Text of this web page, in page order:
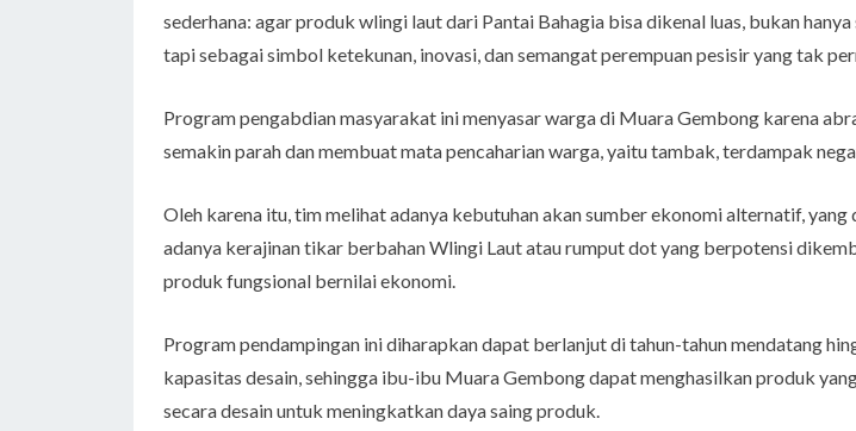
sederhana: agar produk wlingi laut dari Pantai Bahagia bisa dikenal luas, bukan hanya
tapi sebagai simbol ketekunan, inovasi, dan semangat perempuan pesisir yang tak
Program pengabdian masyarakat ini menyasar warga di Muara Gembong karena
semakin parah dan membuat mata pencaharian warga, yaitu tambak, terdampak
Oleh karena itu, tim melihat adanya kebutuhan akan sumber ekonomi alternatif, yang
adanya kerajinan tikar berbahan Wlingi Laut atau rumput dot yang berpotensi
produk fungsional bernilai ekonomi.
Program pendampingan ini diharapkan dapat berlanjut di tahun-tahun mendatang
kapasitas desain, sehingga ibu-ibu Muara Gembong dapat menghasilkan produk
secara desain untuk meningkatkan daya saing produk.